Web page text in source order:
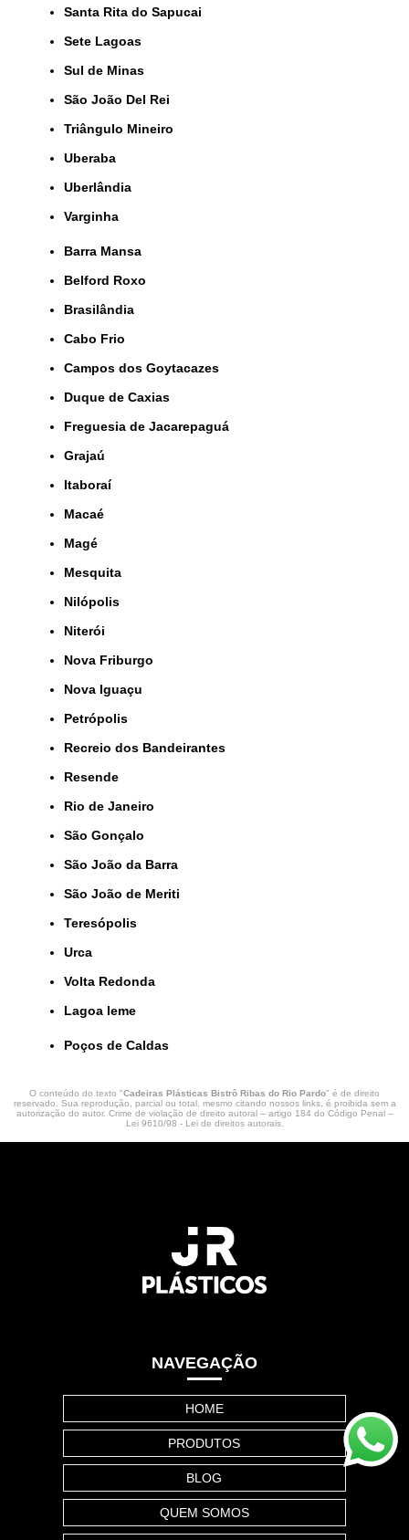
Santa Rita do Sapucai
Sete Lagoas
Sul de Minas
São João Del Rei
Triângulo Mineiro
Uberaba
Uberlândia
Varginha
Barra Mansa
Belford Roxo
Brasilândia
Cabo Frio
Campos dos Goytacazes
Duque de Caxias
Freguesia de Jacarepaguá
Grajaú
Itaboraí
Macaé
Magé
Mesquita
Nilópolis
Niterói
Nova Friburgo
Nova Iguaçu
Petrópolis
Recreio dos Bandeirantes
Resende
Rio de Janeiro
São Gonçalo
São João da Barra
São João de Meriti
Teresópolis
Urca
Volta Redonda
lagoa leme
Poços de Caldas
O conteúdo do texto "Cadeiras Plásticas Bistrô Ribas do Rio Pardo" é de direito
reservado. Sua reprodução, parcial ou total, mesmo citando nossos links, é proibida sem a
autorização do autor. Crime de violação de direito autoral – artigo 184 do Código Penal –
Lei 9610/98 - Lei de direitos autorais.
NAVEGAÇÃO
HOME
PRODUTOS
BLOG
QUEM SOMOS